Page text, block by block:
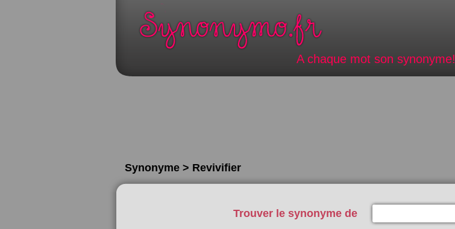
A chaque mot son synonyme!
Synonyme > Revivifier
Trouver le synonyme de